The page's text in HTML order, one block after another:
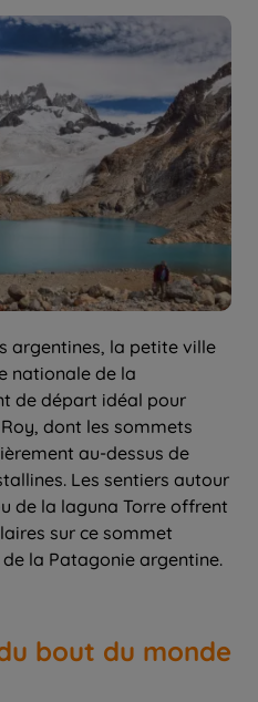
argentines, la petite ville
nationale de la
de départ idéal pour
dont les sommets
au-dessus de
Les sentiers autour
de la laguna Torre offrent
sur ce sommet
la Patagonie argentine.
bout du monde